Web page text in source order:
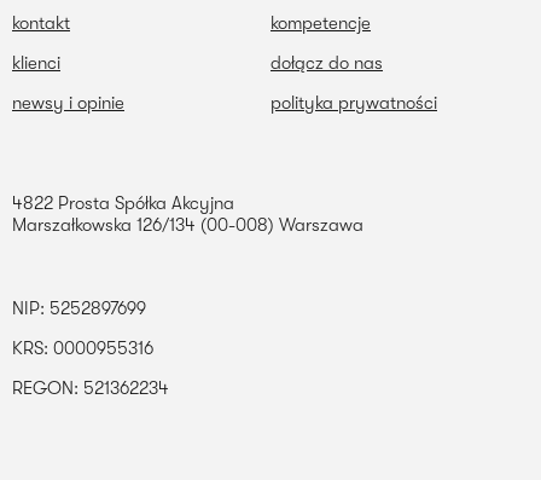
kontakt
kompetencje
klienci
dołącz do nas
newsy i opinie
polityka prywatności
4822 Prosta Spółka Akcyjna
Marszałkowska 126/134 (00-008) Warszawa
NIP: 5252897699
KRS: 0000955316
REGON: 521362234